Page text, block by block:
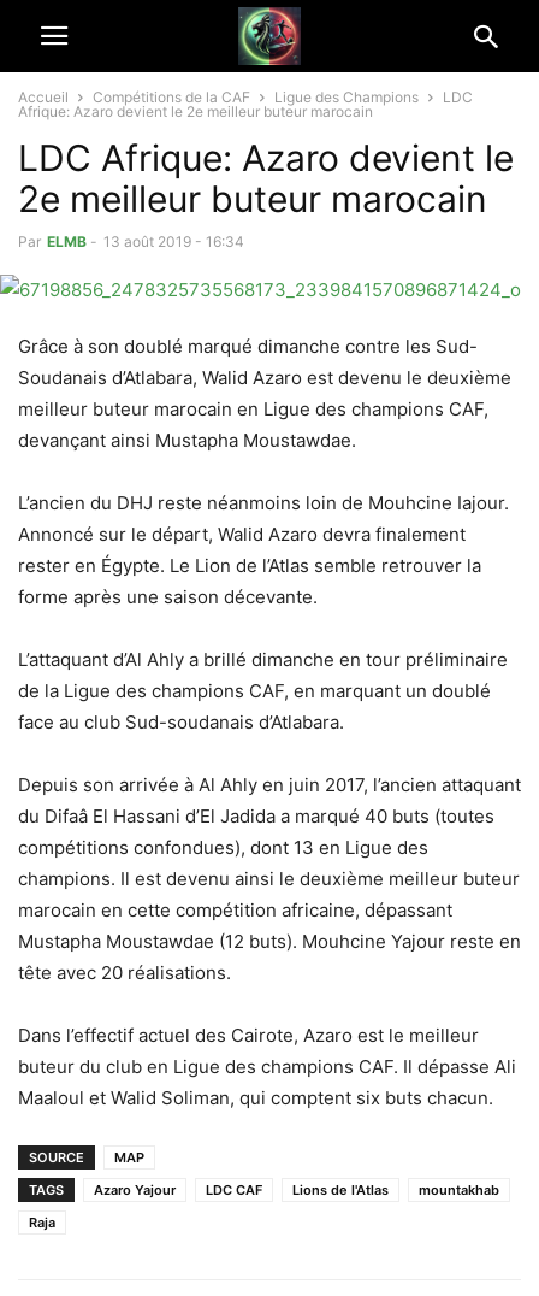
Accueil Compétitions de la CAF Ligue des Champions
LDC
Afrique: Azaro devient le 2e meilleur buteur marocain
LDC Afrique: Azaro devient le
2e meilleur buteur marocain
Par ELMB - 13 août 2019 - 16:34
Grâce à son doublé marqué dimanche contre les Sud-
Soudanais d’Atlabara, Walid Azaro est devenu le deuxième
meilleur buteur marocain en Ligue des champions CAF,
devançant ainsi Mustapha Moustawdae.
L’ancien du DHJ reste néanmoins loin de Mouhcine Iajour.
Annoncé sur le départ, Walid Azaro devra finalement
rester en Égypte. Le Lion de l’Atlas semble retrouver la
forme après une saison décevante.
L’attaquant d’Al Ahly a brillé dimanche en tour préliminaire
de la Ligue des champions CAF, en marquant un doublé
face au club Sud-soudanais d’Atlabara.
Depuis son arrivée à Al Ahly en juin 2017, l’ancien attaquant
du Difaâ El Hassani d’El Jadida a marqué 40 buts (toutes
compétitions confondues), dont 13 en Ligue des
champions. Il est devenu ainsi le deuxième meilleur buteur
marocain en cette compétition africaine, dépassant
Mustapha Moustawdae (12 buts). Mouhcine Yajour reste en
tête avec 20 réalisations.
Dans l’effectif actuel des Cairote, Azaro est le meilleur
buteur du club en Ligue des champions CAF. Il dépasse Ali
Maaloul et Walid Soliman, qui comptent six buts chacun.
SOURCE
MAP
TAGS
Azaro Yajour LDC CAF Lions de l'Atlas
mountakhab
Raja